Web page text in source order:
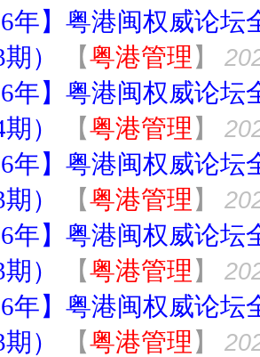
年】粤港闽权威论
）
【粤港管理 】
年】粤港闽权威论
）
【粤港管理 】
年】粤港闽权威论
）
【粤港管理 】
年】粤港闽权威论
）
【粤港管理 】
年】粤港闽权威论
）
【粤港管理 】